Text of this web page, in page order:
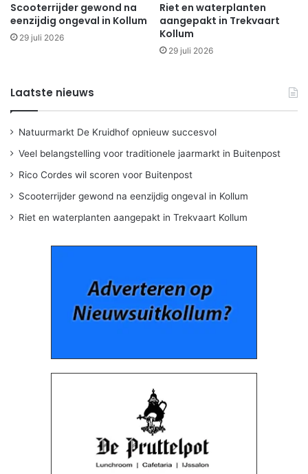
Scooterrijder gewond na
eenzijdig ongeval in Kollum
29 juli 2026
Riet en waterplanten
aangepakt in Trekvaart
Kollum
29 juli 2026
Laatste nieuws
Natuurmarkt De Kruidhof opnieuw succesvol
Veel belangstelling voor traditionele jaarmarkt in Buitenpost
Rico Cordes wil scoren voor Buitenpost
Scooterrijder gewond na eenzijdig ongeval in Kollum
Riet en waterplanten aangepakt in Trekvaart Kollum